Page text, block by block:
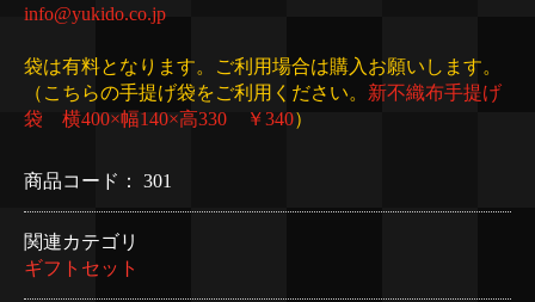
info@yukido.co.jp
袋は有料となります。ご利用場合は購入お願いします。
（こちらの手提げ袋をご利用ください。 新不織布手提げ
袋 横400×幅140×高330 ￥340）
商品コード： 301
関連カテゴリ
ギフトセット